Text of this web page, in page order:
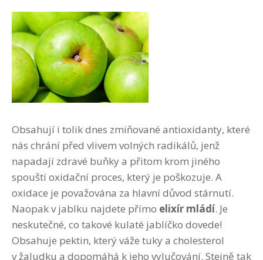
Obsahují i tolik dnes zmiňované antioxidanty, které
nás chrání před vlivem volných radikálů, jenž
napadají zdravé buňky a přitom krom jiného
spouští oxidační proces, který je poškozuje. A
oxidace je považována za hlavní důvod stárnutí.
Naopak v jablku najdete přímo elixír mládí. Je
neskutečné, co takové kulaté jablíčko dovede!
Obsahuje pektin, který váže tuky a cholesterol
v žaludku a dopomáhá k jeho vylučování. Stejně tak